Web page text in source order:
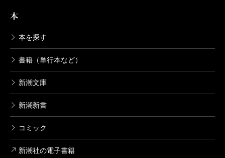
本
本を探す
書籍（単行本など）
新潮文庫
新潮新書
コミック
新潮社の電子書籍